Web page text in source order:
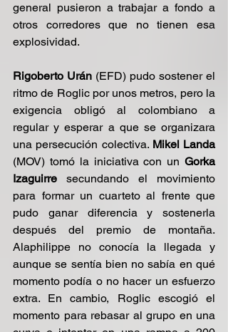
general pusieron a trabajar a fondo a
otros corredores que no tienen esa
explosividad.
Rigoberto Urán (EFD) pudo sostener el
ritmo de Roglic por unos metros, pero la
exigencia obligó al colombiano a
regular y esperar a que se organizara
una persecución colectiva. Mikel Landa
(MOV) tomó la iniciativa con un Gorka
Izaguirre secundando el movimiento
para formar un cuarteto al frente que
pudo ganar diferencia y sostenerla
después del premio de montaña.
Alaphilippe no conocía la llegada y
aunque se sentía bien no sabía en qué
momento podía o no hacer un esfuerzo
extra. En cambio, Roglic escogió el
momento para rebasar al grupo en una